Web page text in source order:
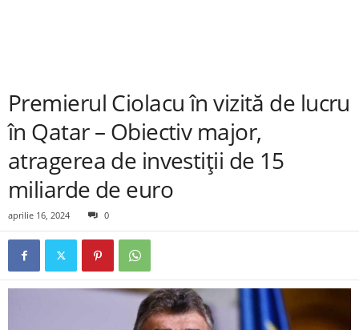
Premierul Ciolacu în vizită de lucru
în Qatar – Obiectiv major,
atragerea de investiții de 15
miliarde de euro
aprilie 16, 2024 0